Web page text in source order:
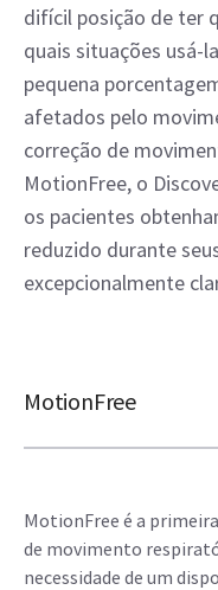
difícil posição de ter
quais situações usá-
pequena
afetados pelo
correção de
MotionFree, o
os pacientes
reduzido durante
excepcionalmente
MotionFree
MotionFree é a
de movimento
necessidade de um